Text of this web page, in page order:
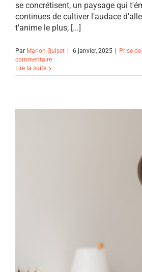
se concrétisent, un paysage qui
continues de cultiver l'audace
t'anime le plus, [...]
Par Marion Guiset 6 janvier, 2025 Prise de
commentaire
Lire la suite